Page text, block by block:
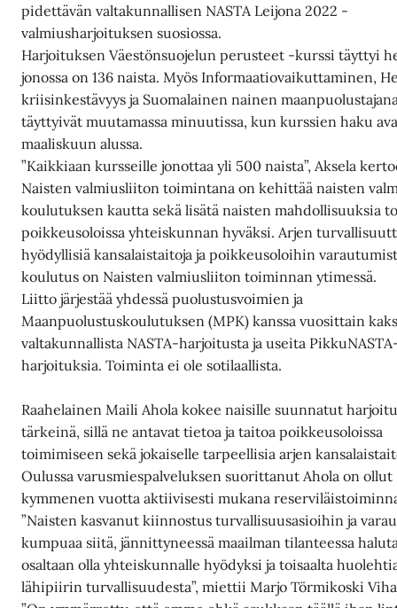
pidettävän valtakunnallisen NASTA Leijona 2022 -
valmiusharjoituksen suosiossa.
Harjoituksen Väestönsuojelun perusteet -kurssi täyttyi
jonossa on 136 naista. Myös Informaatiovaikuttaminen,
kriisinkestävyys ja Suomalainen nainen
täyttyivät muutamassa minuutissa, kun kurssien haku
maaliskuun alussa.
”Kaikkiaan kursseille jonottaa yli 500 naista”, Aksela
Naisten valmiusliiton toimintana on kehittää naisten
koulutuksen kautta sekä lisätä naisten mahdollisuuksia
poikkeusoloissa yhteiskunnan hyväksi. Arjen
hyödyllisiä kansalaistaitoja ja poikkeusoloihin
koulutus on Naisten valmiusliiton toiminnan ytimessä.
Liitto järjestää yhdessä puolustusvoimien ja
Maanpuolustuskoulutuksen (MPK) kanssa vuosittain
valtakunnallista NASTA-harjoitusta ja useita
harjoituksia. Toiminta ei ole sotilaallista.
Raahelainen Maili Ahola kokee naisille suunnatut
tärkeinä, sillä ne antavat tietoa ja taitoa poikkeusoloissa
toimimiseen sekä jokaiselle tarpeellisia arjen
Oulussa varusmiespalveluksen suorittanut Ahola on ollut
kymmenen vuotta aktiivisesti mukana
”Naisten kasvanut kiinnostus turvallisuusasioihin ja
kumpuaa siitä, jännittyneessä maailman tilanteessa
osaltaan olla yhteiskunnalle hyödyksi ja toisaalta
lähipiirin turvallisuudesta”, miettii Marjo Törmikoski